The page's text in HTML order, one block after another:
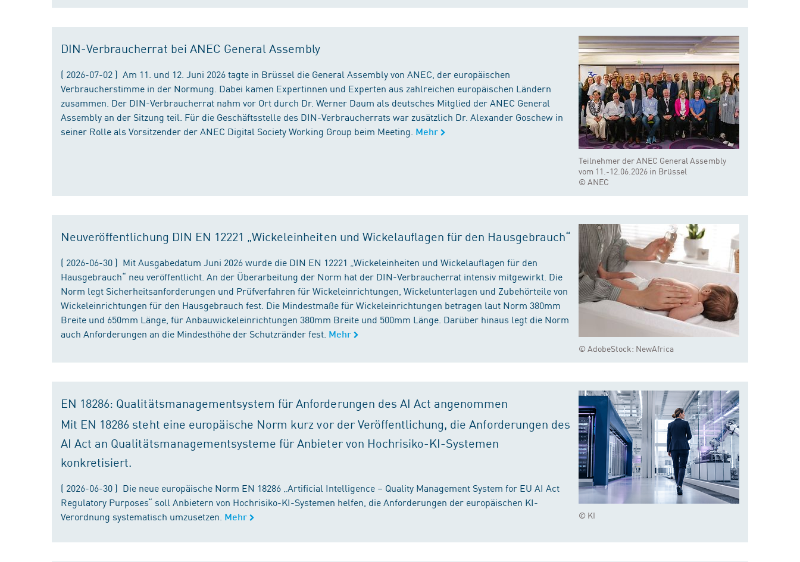
Teilnehmer der ANEC General Assembly
vom 11.-12.06.2026 in Brüssel
© ANEC
DIN-Verbraucherrat bei ANEC General Assembly
( 2026-07-02 ) Am 11. und 12. Juni 2026 tagte in Brüssel die General Assembly von ANEC, der europäischen
Verbraucherstimme in der Normung. Dabei kamen Expertinnen und Experten aus zahlreichen europäischen Ländern
zusammen. Der DIN-Verbraucherrat nahm vor Ort durch Dr. Werner Daum als deutsches Mitglied der ANEC General
Assembly an der Sitzung teil. Für die Geschäftsstelle des DIN-Verbraucherrats war zusätzlich Dr. Alexander Goschew in
seiner Rolle als Vorsitzender der ANEC Digital Society Working Group beim Meeting. Mehr
© AdobeStock: NewAfrica
Neuveröffentlichung DIN EN 12221 „Wickeleinheiten und Wickelauflagen für den Hausgebrauch“
( 2026-06-30 ) Mit Ausgabedatum Juni 2026 wurde die DIN EN 12221 „Wickeleinheiten und Wickelauflagen für den
Hausgebrauch“ neu veröffentlicht. An der Überarbeitung der Norm hat der DIN-Verbraucherrat intensiv mitgewirkt. Die
Norm legt Sicherheitsanforderungen und Prüfverfahren für Wickeleinrichtungen, Wickelunterlagen und Zubehörteile von
Wickeleinrichtungen für den Hausgebrauch fest. Die Mindestmaße für Wickeleinrichtungen betragen laut Norm 380mm
Breite und 650mm Länge, für Anbauwickeleinrichtungen 380mm Breite und 500mm Länge. Darüber hinaus legt die Norm
auch Anforderungen an die Mindesthöhe der Schutzränder fest. Mehr
© KI
EN 18286: Qualitätsmanagementsystem für Anforderungen des AI Act angenommen
Mit EN 18286 steht eine europäische Norm kurz vor der Veröffentlichung, die Anforderungen des
AI Act an Qualitätsmanagementsysteme für Anbieter von Hochrisiko-KI-Systemen
konkretisiert.
( 2026-06-30 ) Die neue europäische Norm EN 18286 „Artificial Intelligence – Quality Management System for EU AI Act
Regulatory Purposes“ soll Anbietern von Hochrisiko-KI-Systemen helfen, die Anforderungen der europäischen KI-
Verordnung systematisch umzusetzen. Mehr